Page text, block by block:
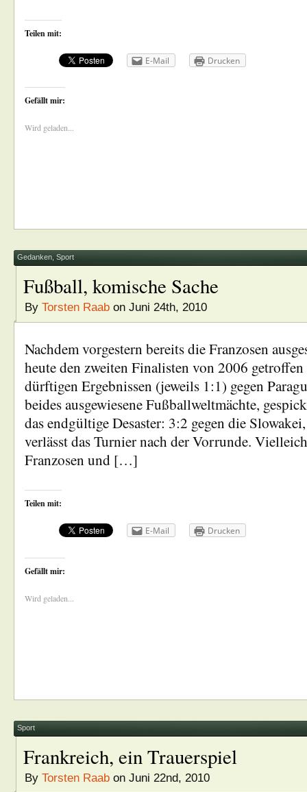
Teilen mit:
E-Mail Drucken
Gefällt mir:
Wird geladen...
Gedanken Sport
Fußball, komische Sache
By Torsten Raab on Juni 24th, 2010
Nachdem vorgestern bereits die Franzosen
heute den zweiten Finalisten von 2006
dürftigen Ergebnissen (jeweils 1:1) gegen
beides ausgewiesene Fußballweltmächte,
das endgültige Desaster: 3:2 gegen die
verlässt das Turnier nach der Vorrunde.
Franzosen und […]
Teilen mit:
E-Mail Drucken
Gefällt mir:
Wird geladen...
Sport
Frankreich, ein Trauerspiel
By Torsten Raab on Juni 22nd, 2010